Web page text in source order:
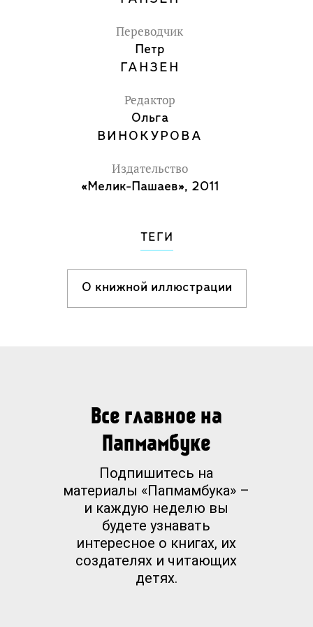
подобная техника и сложна, но зато она
позволяет добиться необычайной
тонкости и воздушности линий: ведь
ни одно перо не сможет рисовать так
Переводчик
Петр
ГАНЗЕН
Редактор
Ольга
ВИНОКУРОВА
Издательство
«Мелик-Пашаев», 2011
ТЕГИ
О книжной иллюстрации
Все главное на
Папмамбуке
Подпишитесь на
материалы «Папмамбука» –
и каждую неделю вы
будете узнавать
интересное о книгах, их
создателях и читающих
детях.